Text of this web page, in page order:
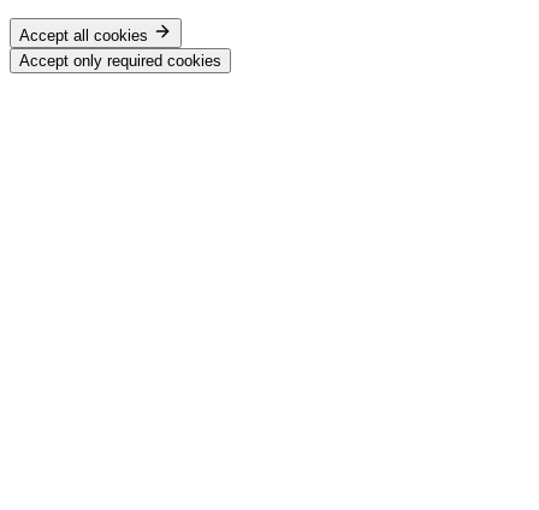
Accept all cookies
Accept only required cookies